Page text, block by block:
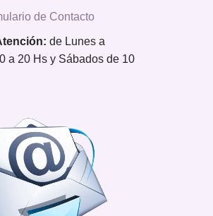
de Contacto
de Lunes a
a 20 Hs y Sábados de 10